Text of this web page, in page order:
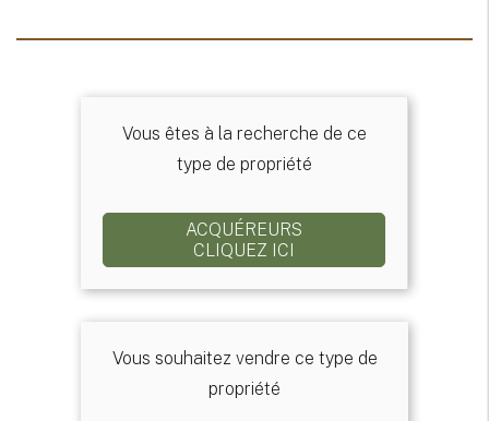
Vous êtes à la recherche de ce
type de propriété
ACQUÉREURS
CLIQUEZ ICI
Vous souhaitez vendre ce type de
propriété